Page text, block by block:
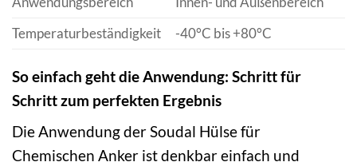
Temperaturbeständigkeit
-40°C bis +80°C
So einfach geht die Anwendung: Schritt für
Schritt zum perfekten Ergebnis
Die Anwendung der Soudal Hülse für
Chemischen Anker ist denkbar einfach und